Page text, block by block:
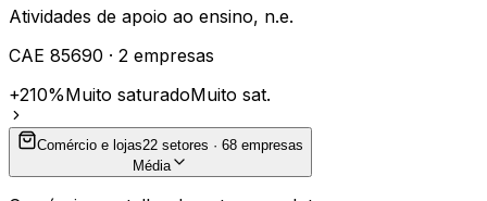
Atividades de apoio ao ensino, n.e.
CAE 85690 · 2 empresas
+210%Muito saturadoMuito sat.
Comércio e lojas22 setores · 68 empresas
Média